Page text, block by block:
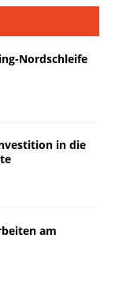
Nordschleife
in die
am